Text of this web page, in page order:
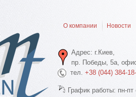
О компании Новости
Адрес: г.Киев,
пр. Победы, 5а,
тел. +38 (044) 384-
График работы: пн-